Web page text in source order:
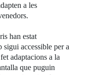
a les
han estat
sigui accessible per a
adaptacions a la
que puguin